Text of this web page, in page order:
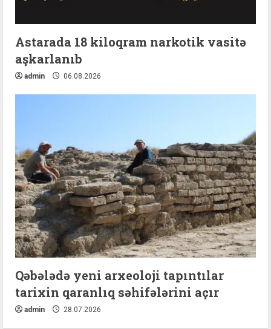
Astarada 18 kiloqram narkotik vasitə
aşkarlanıb
admin 06.08.2026
Qəbələdə yeni arxeoloji tapıntılar
tarixin qaranlıq səhifələrini açır
admin 28.07.2026